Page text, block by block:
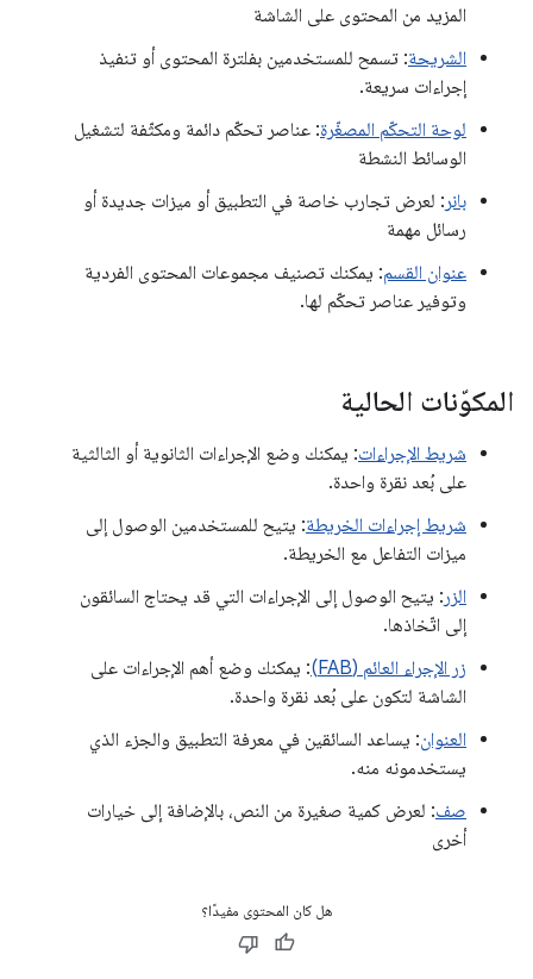
المزيد من المحتوى على الشاشة
الشريحة: تسمح للمستخدمين بفلترة المحتوى أو تنفيذ
إجراءات سريعة.
لوحة التحكّم المصغّرة: عناصر تحكّم دائمة ومكثّفة لتشغيل
الوسائط النشطة
بانر : لعرض تجارب خاصة في التطبيق أو ميزات جديدة أو
رسائل مهمة
عنوان القسم: يمكنك تصنيف مجموعات المحتوى الفردية
وتوفير عناصر تحكّم لها.
المكوّنات الحالية
شريط الإجراءات: يمكنك وضع الإجراءات الثانوية أو الثالثية
على بُعد نقرة واحدة.
شريط إجراءات الخريطة: يتيح للمستخدمين الوصول إلى
ميزات التفاعل مع الخريطة.
الزر : يتيح الوصول إلى الإجراءات التي قد يحتاج السائقون
إلى اتّخاذها.
زر الإجراء العائم (FAB)
: يمكنك وضع أهم الإجراءات على
الشاشة لتكون على بُعد نقرة واحدة.
العنوان: يساعد السائقين في معرفة التطبيق والجزء الذي
يستخدمونه منه.
صف: لعرض كمية صغيرة من النص، بالإضافة إلى خيارات
أخرى
هل كان المحتوى مفيدًا؟